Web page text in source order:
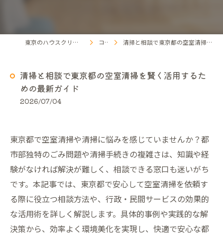
東京のハウスクリーニングならピッカリン コラム 清掃と相談で東京都の空室清掃を賢く活用するための最新ガイド
清掃と相談で東京都の空室清掃を賢く活用するた
めの最新ガイド
2026/07/04
東京都で空室清掃や清掃に悩みを感じていませんか？都
市部独特のごみ問題や清掃手続きの複雑さは、知識や経
験がなければ解決が難しく、相談できる窓口も迷いがち
です。本記事では、東京都で安心して空室清掃を依頼す
る際に役立つ相談方法や、行政・民間サービスの効果的
な活用術を詳しく解説します。具体的事例や実践的な解
決策から、効率よく環境美化を実現し、快適で安心な都